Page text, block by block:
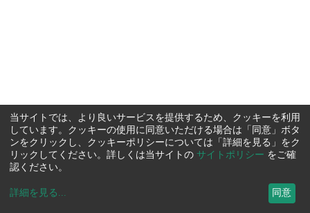
当サイトでは、より良いサービスを提供するため、クッキーを利用
しています。クッキーの使用に同意いただける場合は「同意」ボタ
ンをクリックし、クッキーポリシーについては「詳細を見る」をク
リックしてください。詳しくは当サイトの サイトポリシー をご確
認ください。
詳細を見る ... 同意